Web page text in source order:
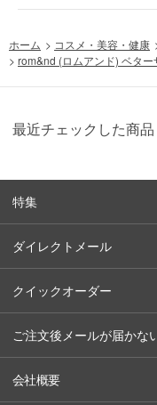
ホーム > コスメ・美容・健康
> rom&nd (ロムアンド) ベタ
最近チェックした商品
特集
ダイレクトメール
クイックオーダー
ご注文後メールが届かな
会社概要